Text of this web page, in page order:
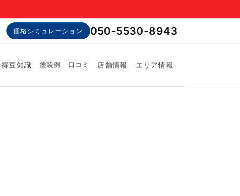
価格シミュレーション 050-5530-8943
豆知識 塗装例 口コミ 店舗情報 エリア情報